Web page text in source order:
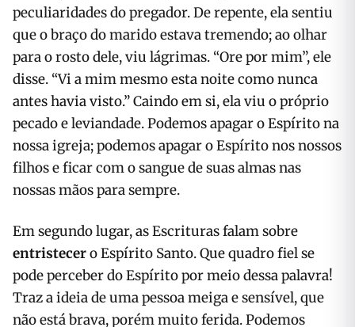
peculiaridades do pregador. De repente, ela sentiu
que o braço do marido estava tremendo; ao olhar
para o rosto dele, viu lágrimas. “Ore por mim”, ele
disse. “Vi a mim mesmo esta noite como nunca
antes havia visto.” Caindo em si, ela viu o próprio
pecado e leviandade. Podemos apagar o Espírito na
nossa igreja; podemos apagar o Espírito nos nossos
filhos e ficar com o sangue de suas almas nas
nossas mãos para sempre.
Em segundo lugar, as Escrituras falam sobre
entristecero Espírito Santo. Que quadro fiel se
pode perceber do Espírito por meio dessa palavra!
Traz a ideia de uma pessoa meiga e sensível, que
não está brava, porém muito ferida. Podemos